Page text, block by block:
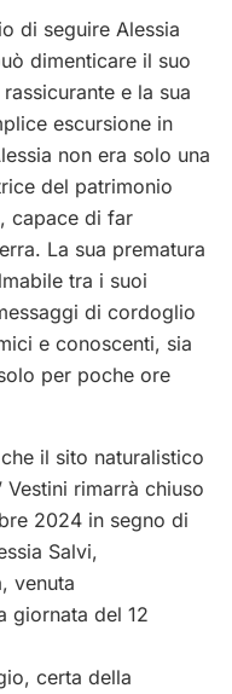
di seguire Alessia
dimenticare il suo
e la sua
escursione in
non era solo una
del patrimonio
capace di far
La sua prematura
tra i suoi
di cordoglio
e conoscenti, sia
per poche ore
il sito naturalistico
Vestini rimarrà chiuso
2024 in segno di
Salvi,
venuta
giornata del 12
certa della